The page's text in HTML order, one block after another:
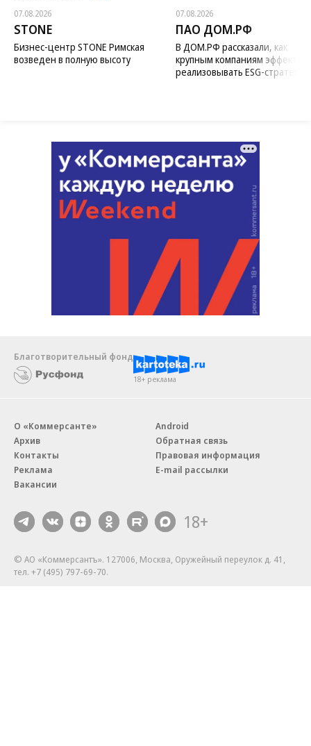
07.08.2026
STONE
Бизнес-центр STONE Римская
возведен в полную высоту
07.08.2026
ПАО ДОМ.РФ
В ДОМ.РФ рассказали, как
крупным компаниям
реализовывать ESG-стратегию
Благотворительный фонд
18+ реклама
О «Коммерсанте»
Архив
Контакты
Реклама
Вакансии
Android
Обратная связь
Правовая информация
E-mail рассылки
18+
© АО «Коммерсантъ». 127006, Москва, Оружейный переулок д. 41,
тел. +7 (495) 797-69-70.